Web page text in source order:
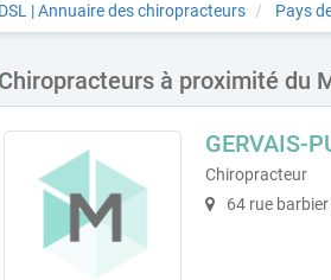
| Annuaire des chiropracteurs Pays
Chiropracteurs à proximité du
GERVAIS-
Chiropracteur
64 rue